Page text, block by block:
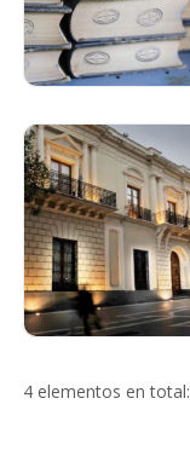
4 elementos en total: